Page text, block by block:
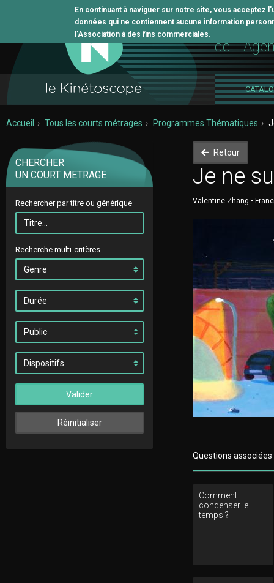
En continuant à naviguer sur notre site, vous
données qui ne contiennent aucune information
l’Association à des fins commerciales. L'outil
de
Accueil Tous les courts métrages Programmes Thématiques
CHERCHER
UN COURT METRAGE
Rechercher par titre ou générique
Recherche multi-critères
Valider
Réinitialiser
Retour
Je ne
Valentine Zhang •
Questions associées
Comment
condenser le
temps ?